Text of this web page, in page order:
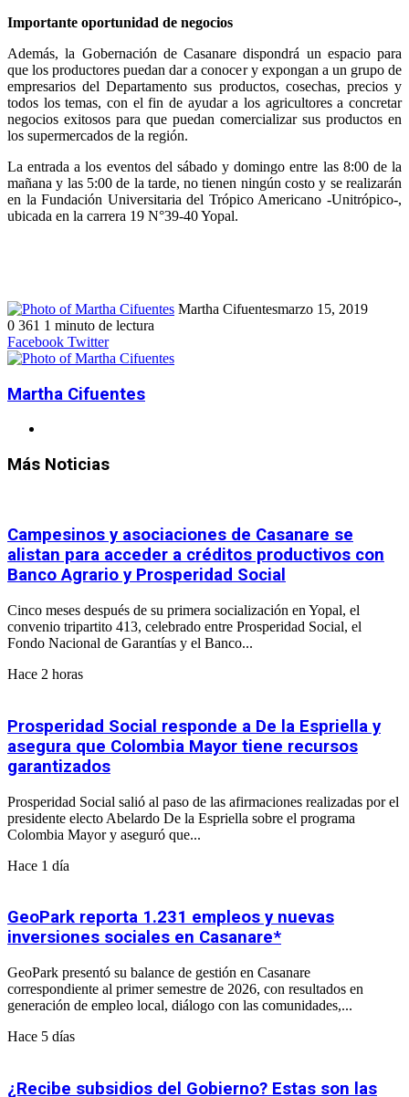
Importante oportunidad de negocios
Además, la Gobernación de Casanare dispondrá un espacio para
que los productores puedan dar a conocer y expongan a un grupo de
empresarios del Departamento sus productos, cosechas, precios y
todos los temas, con el fin de ayudar a los agricultores a concretar
negocios exitosos para que puedan comercializar sus productos en
los supermercados de la región.
La entrada a los eventos del sábado y domingo entre las 8:00 de la
mañana y las 5:00 de la tarde, no tienen ningún costo y se realizarán
en la Fundación Universitaria del Trópico Americano -Unitrópico-,
ubicada en la carrera 19 N°39-40 Yopal.
Martha Cifuentesmarzo 15, 2019
0 361 1 minuto de lectura
Facebook
Twitter
LinkedIn
WhatsApp
Telegram
Compartir
por
electrónico
Imprimir
Facebook TwitterLinkedIn
Tumblr
Pinterest
Reddit
VKontakte
WhatsApp
Compartir
por
electrónico
Imprimir
Martha Cifuentes
Más Noticias
Campesinos y asociaciones de Casanare se
alistan para acceder a créditos productivos con
Banco Agrario y Prosperidad Social
Cinco meses después de su primera socialización en Yopal, el
convenio tripartito 413, celebrado entre Prosperidad Social, el
Fondo Nacional de Garantías y el Banco...
Hace 2 horas
Prosperidad Social responde a De la Espriella y
asegura que Colombia Mayor tiene recursos
garantizados
Prosperidad Social salió al paso de las afirmaciones realizadas por el
presidente electo Abelardo De la Espriella sobre el programa
Colombia Mayor y aseguró que...
Hace 1 día
GeoPark reporta 1.231 empleos y nuevas
inversiones sociales en Casanare*
GeoPark presentó su balance de gestión en Casanare
correspondiente al primer semestre de 2026, con resultados en
generación de empleo local, diálogo con las comunidades,...
Hace 5 días
¿Recibe subsidios del Gobierno? Estas son las